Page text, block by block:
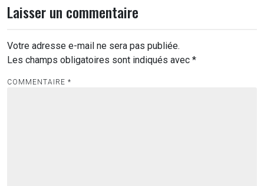
Laisser un commentaire
Votre adresse e-mail ne sera pas publiée.
Les champs obligatoires sont indiqués avec *
COMMENTAIRE *